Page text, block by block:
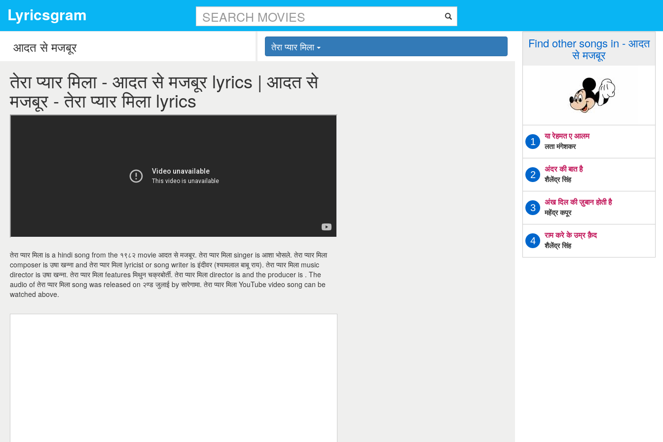
Lyricsgram
तेरा प्यार मिला
तेरा प्यार मिला - आदत से मजबूर lyrics | आदत से
मजबूर - तेरा प्यार मिला lyrics
तेरा प्यार मिला is a hindi song from the १९८२ movie आदत से मजबूर. तेरा प्यार मिला singer is आशा भोसले. तेरा प्यार मिला
composer is उषा खन्ना and तेरा प्यार मिला lyricist or song writer is इंदीवर (श्यामलाल बाबू राय). तेरा प्यार मिला music
director is उषा खन्ना. तेरा प्यार मिला features मिथुन चक्रबोर्ती. तेरा प्यार मिला director is and the producer is . The
audio of तेरा प्यार मिला song was released on २ण्ड जुलाई by सारेगामा. तेरा प्यार मिला YouTube video song can be
watched above.
Find other songs in - आदत
से मजबूर
1
या रेहमत ए आलम
लता मंगेशकर
2
अंदर की बात है
शैलेंद्र सिंह
3
अंख दिल की ज़ुबान होती है
महेंद्र कपूर
4
राम करे के उम्र क़ैद
शैलेंद्र सिंह